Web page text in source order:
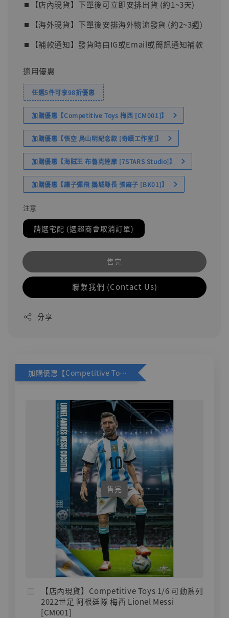
⏹︎【店內現貨】下單後可立即安排出貨 (約1~3天)
⏹︎【海外現貨】下單後安排海外物流發貨 (約2~3週)
⏹︎【補款通知】發貨時由IG或Email或簡訊通知補款
適用優惠
任選5件可享98折優惠
加購優惠【Competitive Toys 梅西 [CM001]】
加購優惠【悟空 鳥山明紀念款 [奇蹟工作室]】
加購優惠【海賊王 布魯克達摩 [7STARS Studio]】
加購優惠【讓子彈飛 鵝城縣長 張麻子 [BK01]】
注意
請選宅配 (選超商會取消訂單)
售完
聯繫我們 (Contact Us)
分享
加購優惠【Competitive Toys 梅西 [CM001]】
售完
【店內現貨】Competitive Toys 1/6 可動系列
2022世足 阿根廷隊 梅西 Lionel Messi
[CM001]